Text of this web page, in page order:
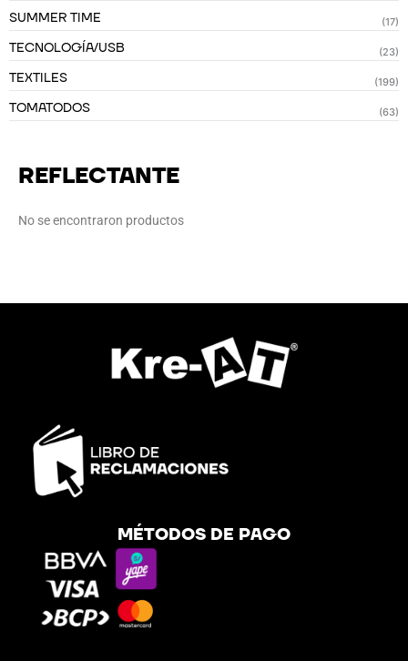
SUMMER TIME (17)
TECNOLOGÍA/USB (23)
TEXTILES (199)
TOMATODOS (63)
REFLECTANTE
No se encontraron productos
MÉTODOS DE PAGO